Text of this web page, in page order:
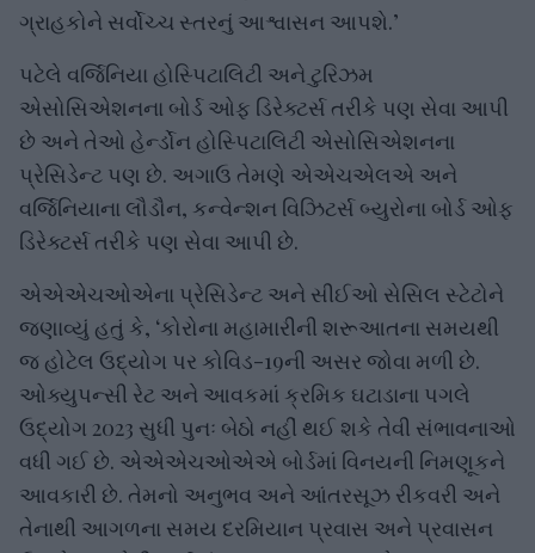
ગ્રાહકોને સર્વોચ્ચ સ્તરનું આશ્વાસન આપશે.’
પટેલે વર્જિનિયા હોસ્પિટાલિટી અને ટુરિઝમ
એસોસિએશનના બોર્ડ ઓફ ડિરેક્ટર્સ તરીકે પણ સેવા આપી
છે અને તેઓ હેર્ન્ડોન હોસ્પિટાલિટી એસોસિએશનના
પ્રેસિડેન્ટ પણ છે. અગાઉ તેમણે એએચએલએ અને
વર્જિનિયાના લૌડૌન, કન્વેન્શન વિઝિટર્સ બ્યુરોના બોર્ડ ઓફ
ડિરેક્ટર્સ તરીકે પણ સેવા આપી છે.
એએએચઓએના પ્રેસિડેન્ટ અને સીઈઓ સેસિલ સ્ટેટોને
જણાવ્યું હતું કે, ‘કોરોના મહામારીની શરૂઆતના સમયથી
જ હોટેલ ઉદ્યોગ પર કોવિડ-19ની અસર જોવા મળી છે.
ઓક્યુપન્સી રેટ અને આવકમાં ક્રમિક ઘટાડાના પગલે
ઉદ્યોગ 2023 સુધી પુનઃ બેઠો નહીં થઈ શકે તેવી સંભાવનાઓ
વધી ગઈ છે. એએએચઓએએ બોર્ડમાં વિનયની નિમણૂકને
આવકારી છે. તેમનો અનુભવ અને આંતરસૂઝ રીકવરી અને
તેનાથી આગળના સમય દરમિયાન પ્રવાસ અને પ્રવાસન